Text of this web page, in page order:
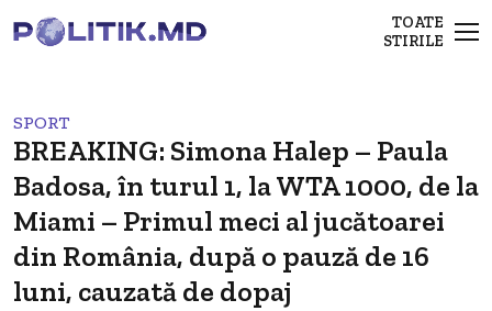
TOATE
STIRILE
SPORT
BREAKING: Simona Halep – Paula
Badosa, în turul 1, la WTA 1000, de la
Miami – Primul meci al jucătoarei
din România, după o pauză de 16
luni, cauzată de dopaj